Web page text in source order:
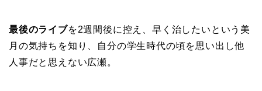
最後のライブを2週間後に控え、早く治したいという美
月の気持ちを知り、自分の学生時代の頃を思い出し他
人事だと思えない広瀬。